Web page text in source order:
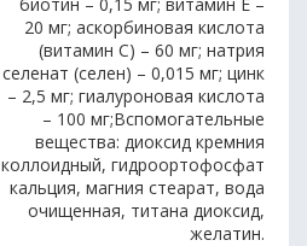
20 мг; аскорбиновая кислота
(витамин С) – 60 мг; натрия
селенат (селен) – 0,015 мг; цинк
– 2,5 мг; гиалуроновая кислота
– 100 мг;Вспомогательные
вещества: диоксид кремния
коллоидный, гидроортофосфат
кальция, магния стеарат, вода
очищенная, титана диоксид,
желатин.